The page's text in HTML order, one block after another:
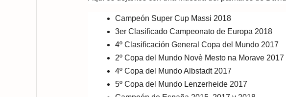
Campeón Super Cup Massi 2018
3er Clasificado Campeonato de Europa 2018
4º Clasificación General Copa del Mundo 2017
2º Copa del Mundo Novè Mesto na Morave 2017
4º Copa del Mundo Albstadt 2017
5º Copa del Mundo Lenzerheide 2017